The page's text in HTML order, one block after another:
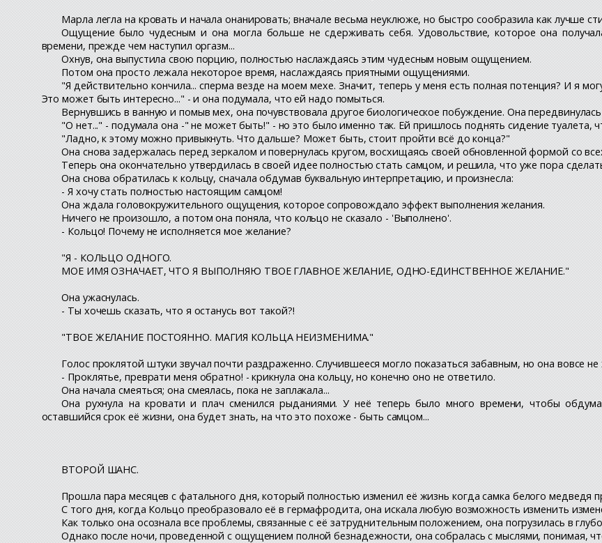
Марла легла на кровать и начала онанировать; вначале весьма неуклюже, но быстро сообразила как лучше
Ощущение было чудесным и она могла больше не сдерживать себя. Удовольствие, которое она
времени, прежде чем наступил оргазм...
Охнув, она выпустила свою порцию, полностью наслаждаясь этим чудесным новым ощущением.
Потом она просто лежала некоторое время, наслаждаясь приятными ощущениями.
"Я действительно кончила... сперма везде на моем мехе. Значит, теперь у меня есть полная потенция? И я
Это может быть интересно..." - и она подумала, что ей надо помыться.
Вернувшись в ванную и помыв мех, она почувствовала другое биологическое побуждение. Она
"O нет..." - подумала она -" не может быть!" - но это было именно так. Ей пришлось поднять сидение туалета,
"Ладно, к этому можно привыкнуть. Что дальше? Может быть, стоит пройти всё до конца?"
Она снова задержалась перед зеркалом и повернулась кругом, восхищаясь своей обновленной формой со
Теперь она окончательно утвердилась в своей идее полностью стать самцом, и решила, что уже пора
Она снова обратилась к кольцу, сначала обдумав буквальную интерпретацию, и произнесла:
- Я хочу стать полностью настоящим самцом!
Она ждала головокружительного ощущения, которое сопровождало эффект выполнения желания.
Ничего не произошло, а потом она поняла, что кольцо не сказало - 'Выполнено'.
- Кольцо! Почему не исполняется мое желание?
"Я - КОЛЬЦО ОДНОГО.
МОЕ ИМЯ ОЗНАЧАЕТ, ЧТО Я ВЫПОЛНЯЮ ТВОЕ ГЛАВНОЕ ЖЕЛАНИЕ, ОДНО-ЕДИНСТВЕННОЕ ЖЕЛАНИЕ."
Она ужаснулась.
- Ты хочешь сказать, что я останусь вот такой?!
"ТВОЕ ЖЕЛАНИЕ ПОСТОЯННО. МАГИЯ КОЛЬЦА НЕИЗМЕНИМА."
Голос проклятой штуки звучал почти раздраженно. Случившееся могло показаться забавным, но она вовсе
- Проклятье, преврати меня обратно! - крикнула она кольцу, но конечно оно не ответило.
Она начала смеяться; она смеялась, пока не заплакала...
Она рухнула на кровати и плач сменился рыданиями. У неё теперь было много времени, чтобы
оставшийся срок её жизни, она будет знать, на что это похоже - быть самцом...
ВТОРОЙ ШАНС.
Прошла пара месяцев с фатального дня, который полностью изменил её жизнь когда самка белого медведя
С того дня, когда Кольцо преобразовало её в гермафродита, она искала любую возможность изменить
Как только она осознала все проблемы, связанные с её затруднительным положением, она погрузилась в
Однако после ночи, проведенной с ощущением полной безнадежности, она собралась с мыслями, понимая,